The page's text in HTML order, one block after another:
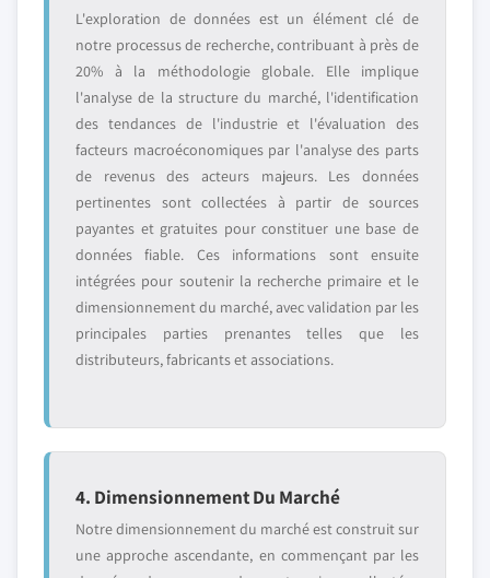
L'exploration de données est un élément clé de
notre processus de recherche, contribuant à près de
20% à la méthodologie globale. Elle implique
l'analyse de la structure du marché, l'identification
des tendances de l'industrie et l'évaluation des
facteurs macroéconomiques par l'analyse des parts
de revenus des acteurs majeurs. Les données
pertinentes sont collectées à partir de sources
payantes et gratuites pour constituer une base de
données fiable. Ces informations sont ensuite
intégrées pour soutenir la recherche primaire et le
dimensionnement du marché, avec validation par les
principales parties prenantes telles que les
distributeurs, fabricants et associations.
4. Dimensionnement Du Marché
Notre dimensionnement du marché est construit sur
une approche ascendante, en commençant par les